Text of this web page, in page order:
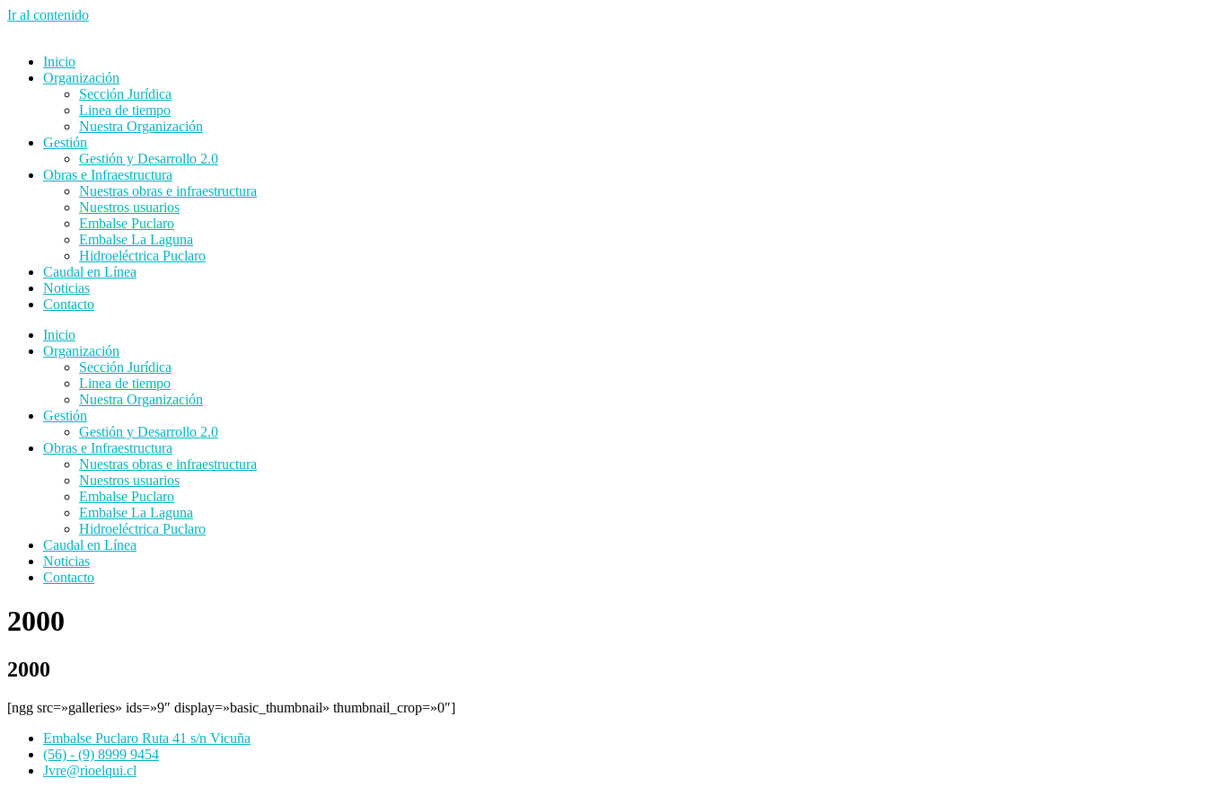
Ir al contenido
Inicio
Organización
Sección Jurídica
Linea de tiempo
Nuestra Organización
Gestión
Gestión y Desarrollo 2.0
Obras e Infraestructura
Nuestras obras e infraestructura
Nuestros usuarios
Embalse Puclaro
Embalse La Laguna
Hidroeléctrica Puclaro
Caudal en Línea
Noticias
Contacto
Inicio
Organización
Sección Jurídica
Linea de tiempo
Nuestra Organización
Gestión
Gestión y Desarrollo 2.0
Obras e Infraestructura
Nuestras obras e infraestructura
Nuestros usuarios
Embalse Puclaro
Embalse La Laguna
Hidroeléctrica Puclaro
Caudal en Línea
Noticias
Contacto
2000
2000
[ngg src=»galleries» ids=»9″ display=»basic_thumbnail» thumbnail_crop=»0″]
Embalse Puclaro Ruta 41 s/n Vicuña
(56) - (9) 8999 9454
Jvre@rioelqui.cl